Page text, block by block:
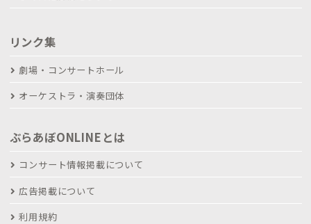
リンク集
劇場・コンサートホール
オーケストラ・演奏団体
ぶらあぼONLINEとは
コンサート情報掲載について
広告掲載について
利用規約